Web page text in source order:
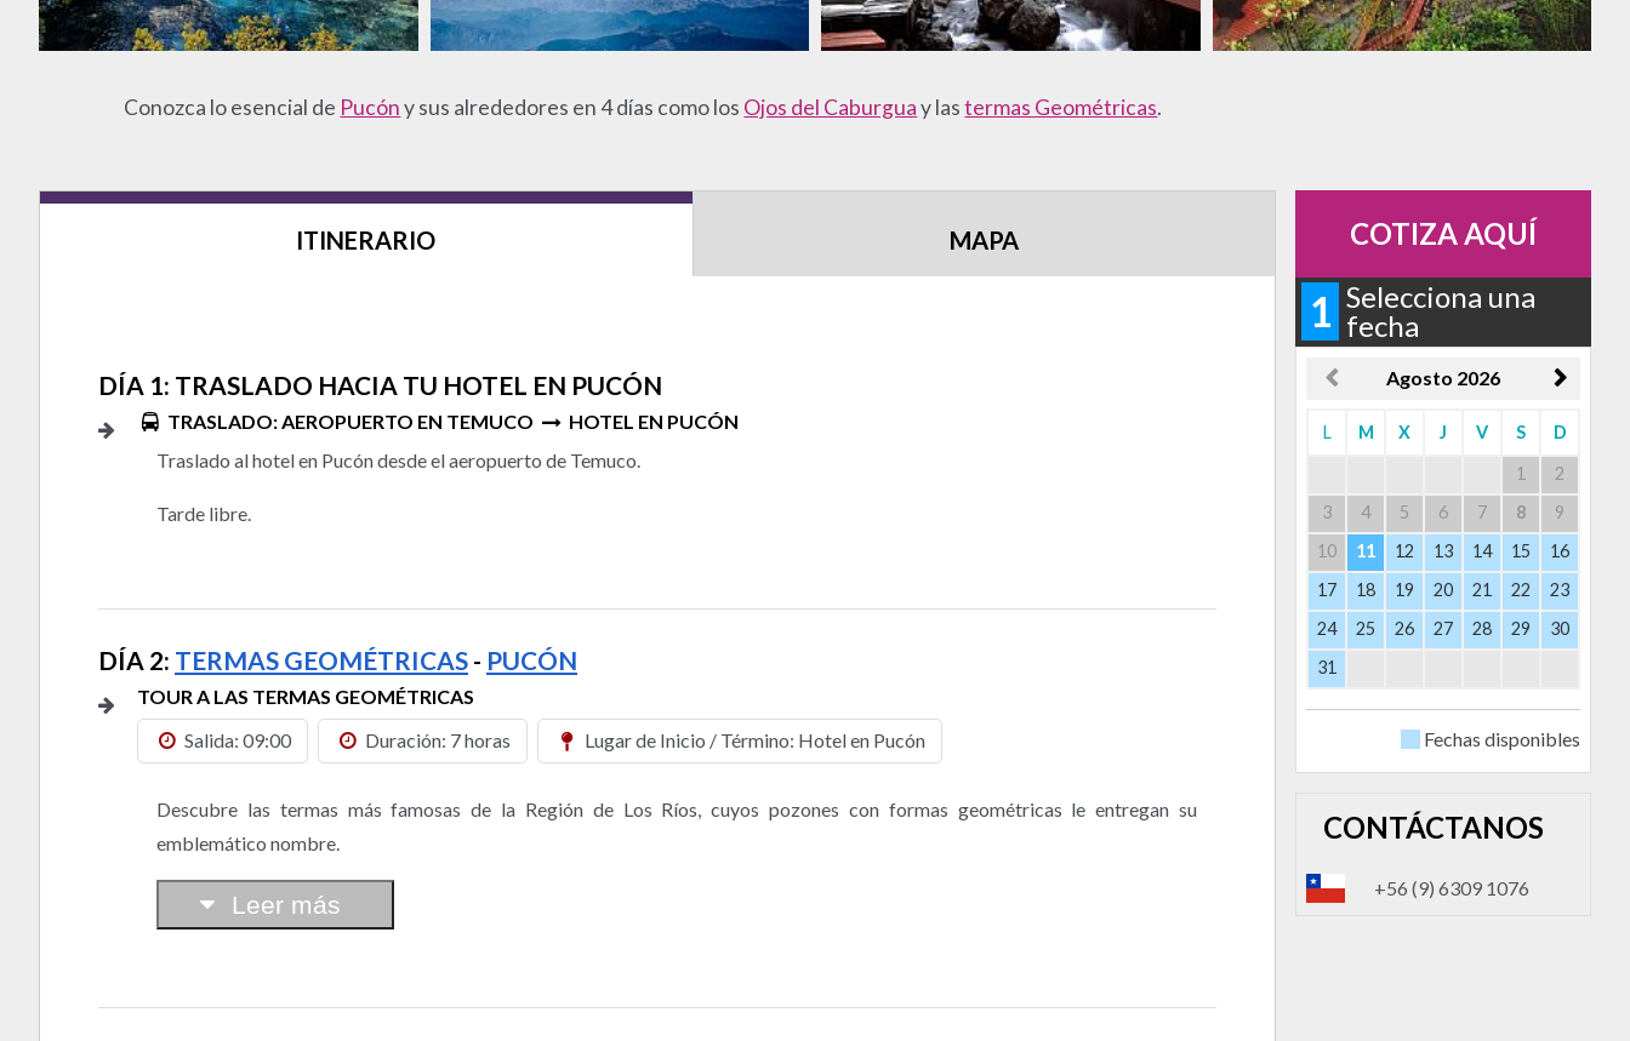
Conozca lo esencial de Pucóny sus alrededores en 4 días como los Ojos del Caburguay lastermas Geométricas.
ITINERARIO MAPA
DÍA 1: TRASLADO HACIA TU HOTEL EN PUCÓN
TRASLADO: AEROPUERTO EN TEMUCO
HOTEL EN PUCÓN
Traslado al hotel en Pucón desde el aeropuerto de Temuco.
Tarde libre.
DÍA 2: TERMAS GEOMÉTRICAS - PUCÓN
TOUR A LAS TERMAS GEOMÉTRICAS
Salida: 09:00
Duración: 7 horas Lugar de Inicio / Término: Hotel en Pucón
Descubre las termas más famosas de la Región de Los Ríos, cuyos pozones con formas geométricas le entregan su
emblemático nombre.
Leer más
COTIZA AQUÍ
1 Selecciona una
fecha
Agosto 2026
L M X J V S D
1
2
3
4 5 6 7 8
9
10
11 12 13 14 15
16
17
18 19 20 21 22
23
24
25 26 27 28 29
30
31
Fechas disponibles
CONTÁCTANOS
+56 (9) 6309 1076